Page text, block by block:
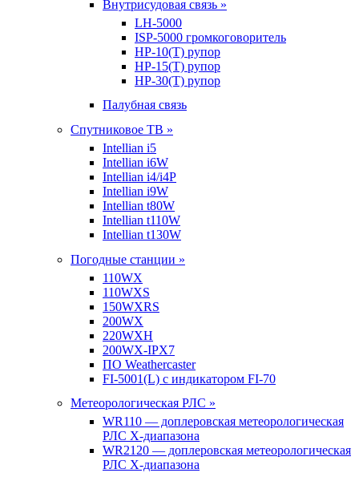
Внутрисудовая связь »
LH-5000
ISP-5000 громкоговоритель
HP-10(T) рупор
HP-15(T) рупор
HP-30(T) рупор
Палубная связь
Спутниковое ТВ »
Intellian i5
Intellian i6W
Intellian i4/i4P
Intellian i9W
Intellian t80W
Intellian t110W
Intellian t130W
Погодные станции »
110WX
110WXS
150WXRS
200WX
220WXH
200WX-IPX7
ПО Weathercaster
FI-5001(L) с индикатором FI-70
Метеорологическая РЛС »
WR110 — доплеровская метеорологическая
РЛС X-диапазона
WR2120 — доплеровская метеорологическая
РЛС X-диапазона